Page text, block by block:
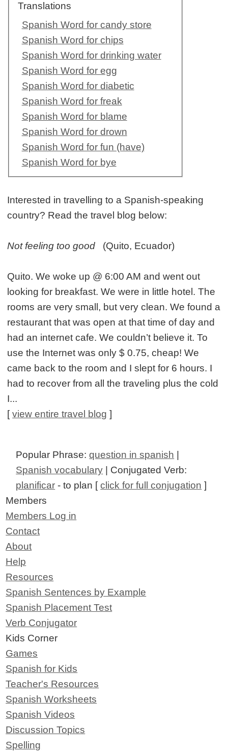
Translations
Spanish Word for candy store
Spanish Word for chips
Spanish Word for drinking water
Spanish Word for egg
Spanish Word for diabetic
Spanish Word for freak
Spanish Word for blame
Spanish Word for drown
Spanish Word for fun (have)
Spanish Word for bye
Interested in travelling to a Spanish-speaking
country? Read the travel blog below:
Not feeling too good (Quito, Ecuador)
Quito. We woke up @ 6:00 AM and went out
looking for breakfast. We were in little hotel. The
rooms are very small, but very clean. We found a
restaurant that was open at that time of day and
had an internet cafe. We couldn’t believe it. To
use the Internet was only $ 0.75, cheap! We
came back to the room and I slept for 6 hours. I
had to recover from all the traveling plus the cold
I...
[view entire travel blog ]
Popular Phrase:question in spanish |
Spanish vocabulary | Conjugated Verb:
planificar - to plan [click for full conjugation ]
Members
Members Log in
Contact
About
Help
Resources
Spanish Sentences by Example
Spanish Placement Test
Verb Conjugator
Kids Corner
Games
Spanish for Kids
Teacher's Resources
Spanish Worksheets
Spanish Videos
Discussion Topics
Spelling